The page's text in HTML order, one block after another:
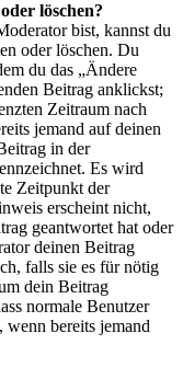
löschen?
bist, kannst du
oder löschen. Du
du das „Ändere
Beitrag anklickst;
Zeitraum nach
jemand auf deinen
in der
Es wird
Zeitpunkt der
erscheint nicht,
geantwortet hat oder
deinen Beitrag
falls sie es für nötig
dein Beitrag
normale Benutzer
bereits jemand